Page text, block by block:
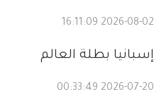
2026-08-02 16:11:09
إسبانيا بطلة العالم
2026-07-20 00:33:49